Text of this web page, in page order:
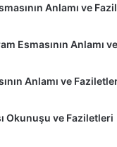
Anlamı ve
Esmasının Anlamı
Anlamı ve
Okunuşu ve Faziletleri